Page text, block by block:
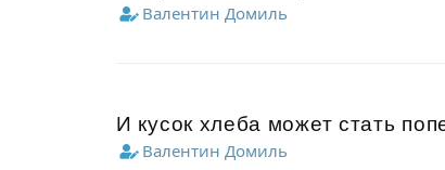
Валентин Домиль
И кусок хлеба может стать
Валентин Домиль